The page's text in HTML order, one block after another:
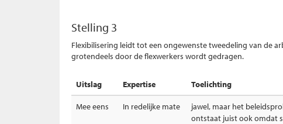
Stelling 3
Flexibilisering leidt tot een ongewenste tweedeling van de
grotendeels door de flexwerkers wordt gedragen.
Uitslag Expertise Toelichting
Mee eens In redelijke mate
jawel, maar het
ontstaat juist ook omdat